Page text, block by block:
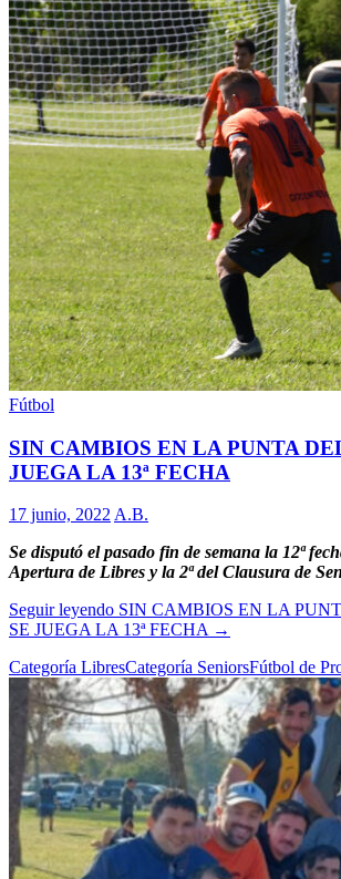
Fútbol
SIN CAMBIOS EN LA PUNTA
JUEGA LA 13ª FECHA
17 junio, 2022A.B.
Se disputó el pasado fin de semana la 12ª
Apertura de Libres y la 2ª del Clausura de
Seguir leyendo SIN CAMBIOS EN LA
SE JUEGA LA 13ª FECHA →
Categoría LibresCategoría SeniorsFútbol de